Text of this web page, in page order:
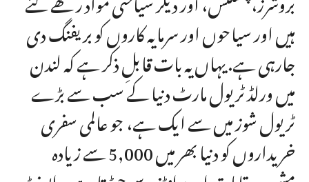
ہیں اور سیاحوں اور سرمایہ کاروں کو بریفنگ دی
جارہی ہے. یہاں یہ بات قابلِ ذکر ہے کہ لندن
میں ورلڈ ٹریول مارٹ دنیا کے سب سے بڑے
ٹریول شوز میں سے ایک ہے، جو عالمی سفری
خریداروں کو دنیا بھر میں 5,000 سے زیادہ